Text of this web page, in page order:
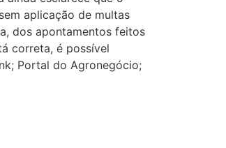
aplicação de multas
dos apontamentos feitos
correta, é possível
Portal do Agronegócio;